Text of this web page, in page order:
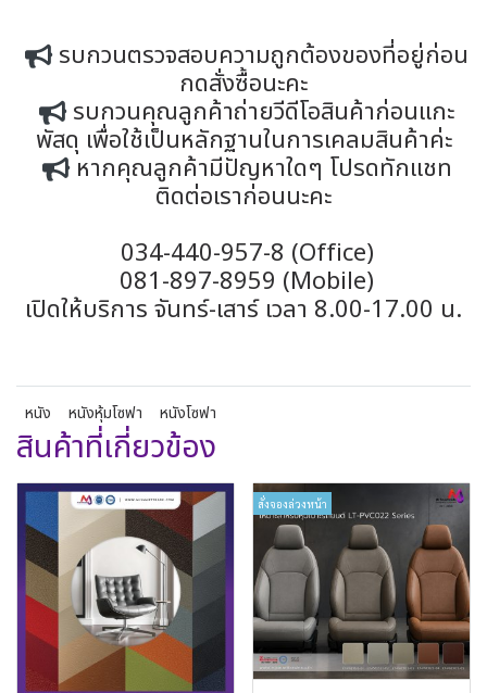
รบกวนตรวจสอบความถูกต้องของที่อยู่ก่อน
กดสั่งซื้อนะคะ
รบกวนคุณลูกค้าถ่ายวีดีโอสินค้าก่อนแกะ
พัสดุ เพื่อใช้เป็นหลักฐานในการเคลมสินค้าค่ะ
หากคุณลูกค้ามีปัญหาใดๆ โปรดทักแชท
ติดต่อเราก่อนนะคะ
034-440-957-8 (Office)
081-897-8959 (Mobile)
เปิดให้บริการ จันทร์-เสาร์ เวลา 8.00-17.00 น.
หนัง หนังหุ้มโซฟา หนังโซฟา
สินค้าที่เกี่ยวข้อง
สั่งจองล่วงหน้า